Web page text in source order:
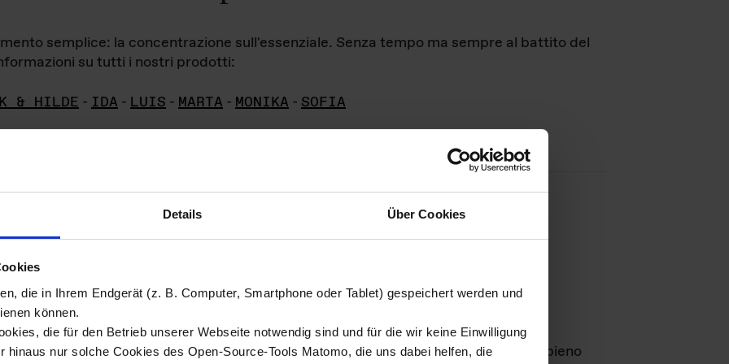
Details Über Cookies
die in Ihrem Endgerät (z. B. Computer, Smartphone oder Tablet) gespeichert werden und
können.
die für den Betrieb unserer Webseite notwendig sind und für die wir keine Einwilligung
hinaus nur solche Cookies des Open-Source-Tools Matomo, die uns dabei helfen, die
semplice: la concentrazione sull'essenziale. Senza tempo ma sempre al battito del
su tutti i nostri prodotti:
& HILDE - IDA - LUIS - MARTA - MONIKA - SOFIA
di immagini
materiale fotografico sono detenuti daDas ganze LebenGmbH e rimangono in pieno